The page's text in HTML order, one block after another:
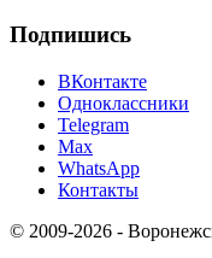
Подпишись
ВКонтакте
Одноклассники
Telegram
Max
WhatsApp
Контакты
© 2009-2026 -